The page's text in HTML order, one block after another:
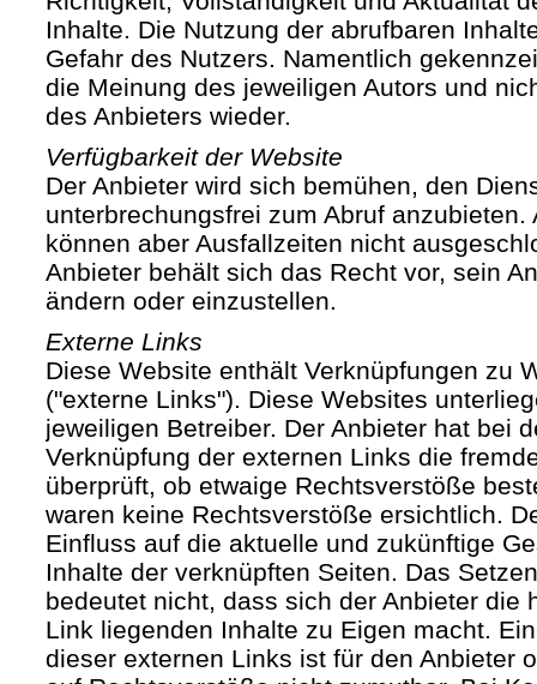
Inhalte. Die Nutzung der abrufbaren
Gefahr des Nutzers. Namentlich
die Meinung des jeweiligen Autors und
des Anbieters wieder.
Verfügbarkeit der Website
Der Anbieter wird sich bemühen, den
unterbrechungsfrei zum Abruf anzubieten.
können aber Ausfallzeiten nicht
Anbieter behält sich das Recht vor, sein
ändern oder einzustellen.
Externe Links
Diese Website enthält Verknüpfungen zu
("externe Links"). Diese Websites
jeweiligen Betreiber. Der Anbieter hat bei
Verknüpfung der externen Links die
überprüft, ob etwaige Rechtsverstöße
waren keine Rechtsverstöße ersichtlich.
Einfluss auf die aktuelle und zukünftige
Inhalte der verknüpften Seiten. Das
bedeutet nicht, dass sich der Anbieter die
Link liegenden Inhalte zu Eigen macht.
dieser externen Links ist für den Anbieter